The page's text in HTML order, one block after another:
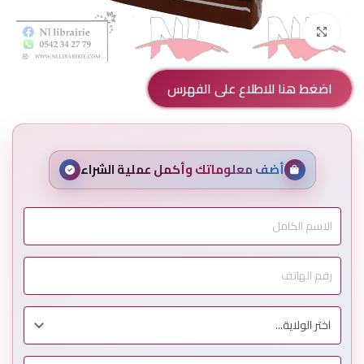
Click to enlarge
اضغط هنا للاطلاع على الفهرس
أضف معلوماتك وأكمل عملية الشراء